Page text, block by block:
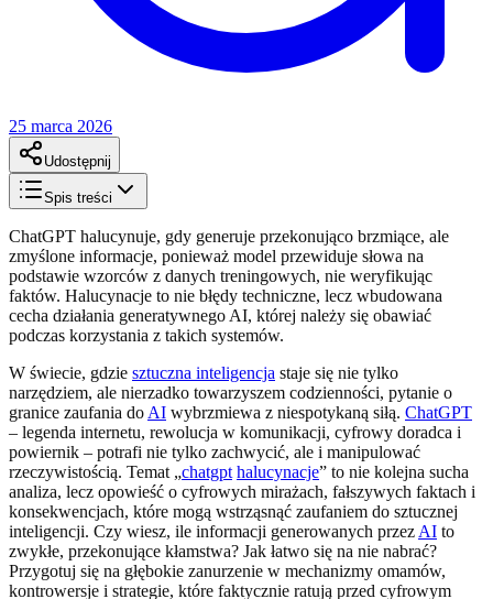
25 marca 2026
Udostępnij
Spis treści
ChatGPT halucynuje, gdy generuje przekonująco brzmiące, ale
zmyślone informacje, ponieważ model przewiduje słowa na
podstawie wzorców z danych treningowych, nie weryfikując
faktów. Halucynacje to nie błędy techniczne, lecz wbudowana
cecha działania generatywnego AI, której należy się obawiać
podczas korzystania z takich systemów.
W świecie, gdzie sztuczna inteligencja staje się nie tylko
narzędziem, ale nierzadko towarzyszem codzienności, pytanie o
granice zaufania do AI wybrzmiewa z niespotykaną siłą. ChatGPT
– legenda internetu, rewolucja w komunikacji, cyfrowy doradca i
powiernik – potrafi nie tylko zachwycić, ale i manipulować
rzeczywistością. Temat „chatgpt halucynacje” to nie kolejna sucha
analiza, lecz opowieść o cyfrowych mirażach, fałszywych faktach i
konsekwencjach, które mogą wstrząsnąć zaufaniem do sztucznej
inteligencji. Czy wiesz, ile informacji generowanych przez AI to
zwykłe, przekonujące kłamstwa? Jak łatwo się na nie nabrać?
Przygotuj się na głębokie zanurzenie w mechanizmy omamów,
kontrowersje i strategie, które faktycznie ratują przed cyfrowym